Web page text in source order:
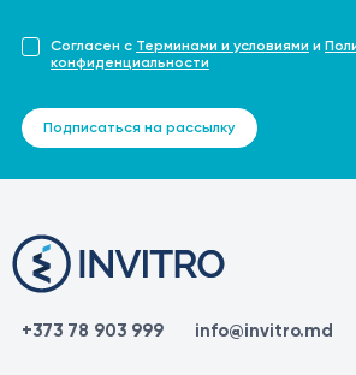
Согласен с Терминами и условиями и
конфиденциальности
Подписаться на рассылку
+373 78 903 999 info@invitro.md